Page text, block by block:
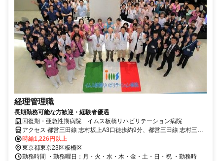
経理管理職
長期勤務可能な方歓迎・経験者優遇
回復期・亜急性期病院 イムス板橋リハビリテーション病院
アクセス 都営三田線 志村坂上A3口徒歩約9分、都営三田線 志村三丁
目出入口徒歩約12分
時給1,226円以上
東京都東京23区板橋区
勤務時間 ・勤務曜日：月・火・水・木・金・土・日・祝 ・勤務時